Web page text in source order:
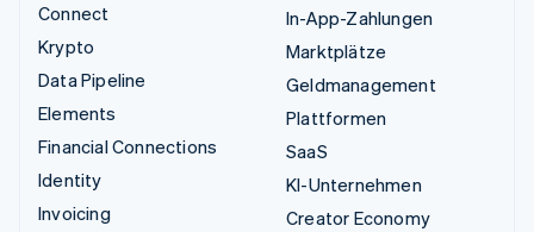
Connect
Krypto
Data Pipeline
Elements
Financial Connections
Identity
Invoicing
In-App-Zahlungen
Marktplätze
Geldmanagement
Plattformen
SaaS
KI-Unternehmen
Creator Economy